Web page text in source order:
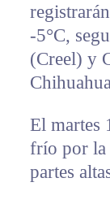
-5°C,
(Creel) y
El martes
frío por la
partes